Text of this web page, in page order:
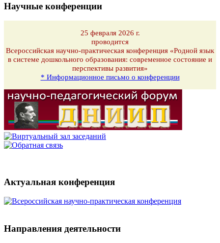
Научные конференции
25 февраля 2026 г.
проводится
Всероссийская научно-практическая конференция «Родной язык
в системе дошкольного образования: современное состояние и
перспективы развития»
* Информационное письмо о конференции
Актуальная конференция
Направления деятельности